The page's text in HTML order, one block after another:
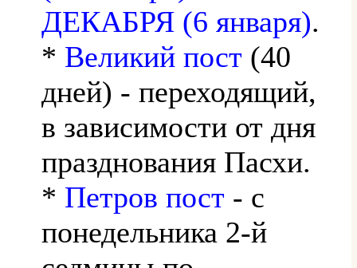
ДЕКАБРЯ (6 января).
* Великий пост (40
дней) - переходящий,
в зависимости от дня
празднования Пасхи.
* Петров пост - с
понедельника 2-й